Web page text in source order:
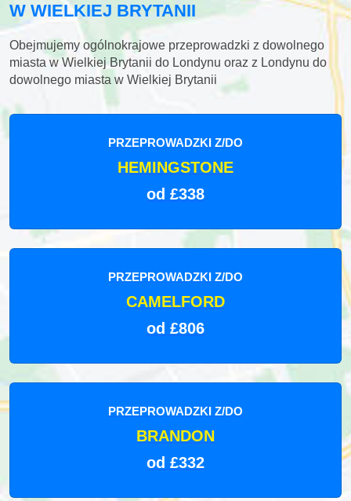
W WIELKIEJ BRYTANII
Obejmujemy ogólnokrajowe przeprowadzki z dowolnego
miasta w Wielkiej Brytanii do Londynu oraz z Londynu do
dowolnego miasta w Wielkiej Brytanii
PRZEPROWADZKI Z/DO
HEMINGSTONE
od £338
PRZEPROWADZKI Z/DO
CAMELFORD
od £806
PRZEPROWADZKI Z/DO
BRANDON
od £332